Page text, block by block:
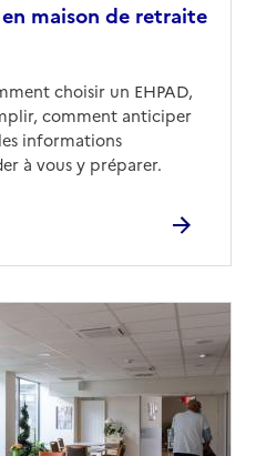
maison de retraite
choisir un EHPAD,
comment anticiper
informations
à vous y préparer.